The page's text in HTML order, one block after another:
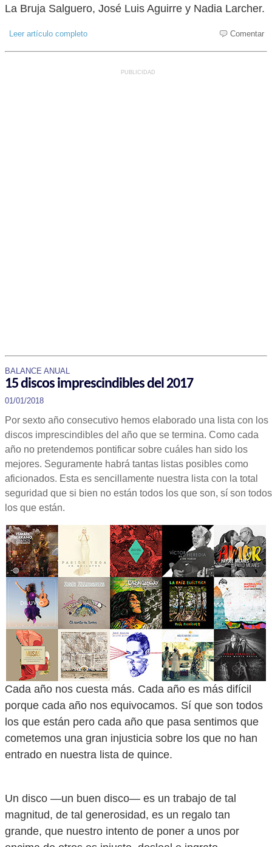
La Bruja Salguero, José Luis Aguirre y Nadia Larcher.
Leer artículo completo Comentar
PUBLICIDAD
BALANCE ANUAL
15 discos imprescindibles del 2017
01/01/2018
Por sexto año consecutivo hemos elaborado una lista con los
discos imprescindibles del año que se termina. Como cada
año no pretendemos pontificar sobre cuáles han sido los
mejores. Seguramente habrá tantas listas posibles como
aficionados. Esta es sencillamente nuestra lista con la total
seguridad que si bien no están todos los que son, sí son todos
los que están.
Cada año nos cuesta más. Cada año es más difícil
porque cada año nos equivocamos. Sí que son todos
los que están pero cada año que pasa sentimos que
cometemos una gran injusticia sobre los que no han
entrado en nuestra lista de quince.
Un disco —un buen disco— es un trabajo de tal
magnitud, de tal generosidad, es un regalo tan
grande, que nuestro intento de poner a unos por